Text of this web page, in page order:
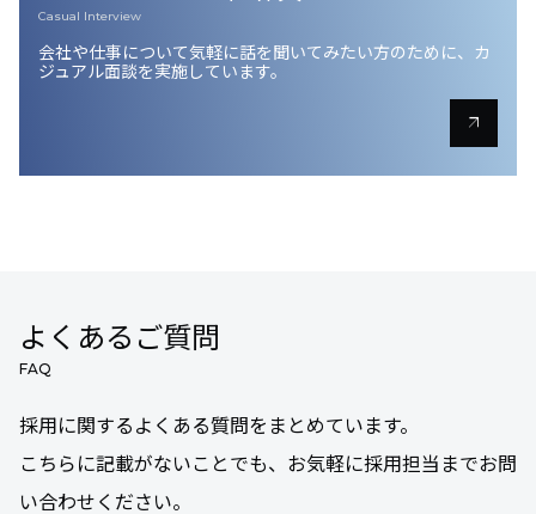
Casual Interview
会社や仕事について気軽に話を聞いてみたい方のために、 カ
ジュアル面談を実施しています。
arrow_outward
よくあるご質問
FAQ
採用に関するよくある質問をまとめています。
こちらに記載がないことでも、お気軽に採用担当までお問
い合わせください。